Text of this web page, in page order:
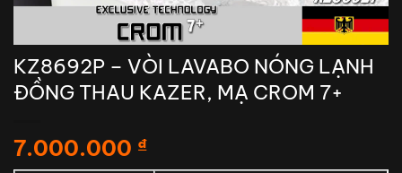
KZ8692P – VÒI LAVABO NÓNG LẠNH
ĐỒNG THAU KAZER, MẠ CROM 7+
7.000.000 ₫